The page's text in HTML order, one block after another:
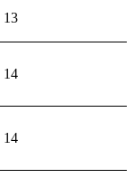
13
14
14